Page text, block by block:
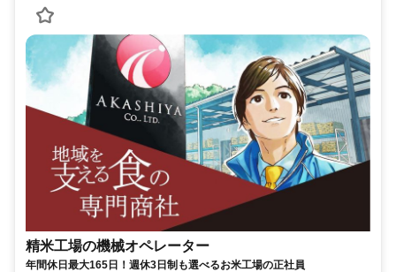
精米工場の機械オペレーター
年間休日最大165日！週休3日制も選べるお米工場の正社員